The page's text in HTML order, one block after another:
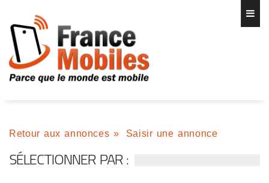
Retour aux annonces » Saisir une annonce
SÉLECTIONNER PAR :